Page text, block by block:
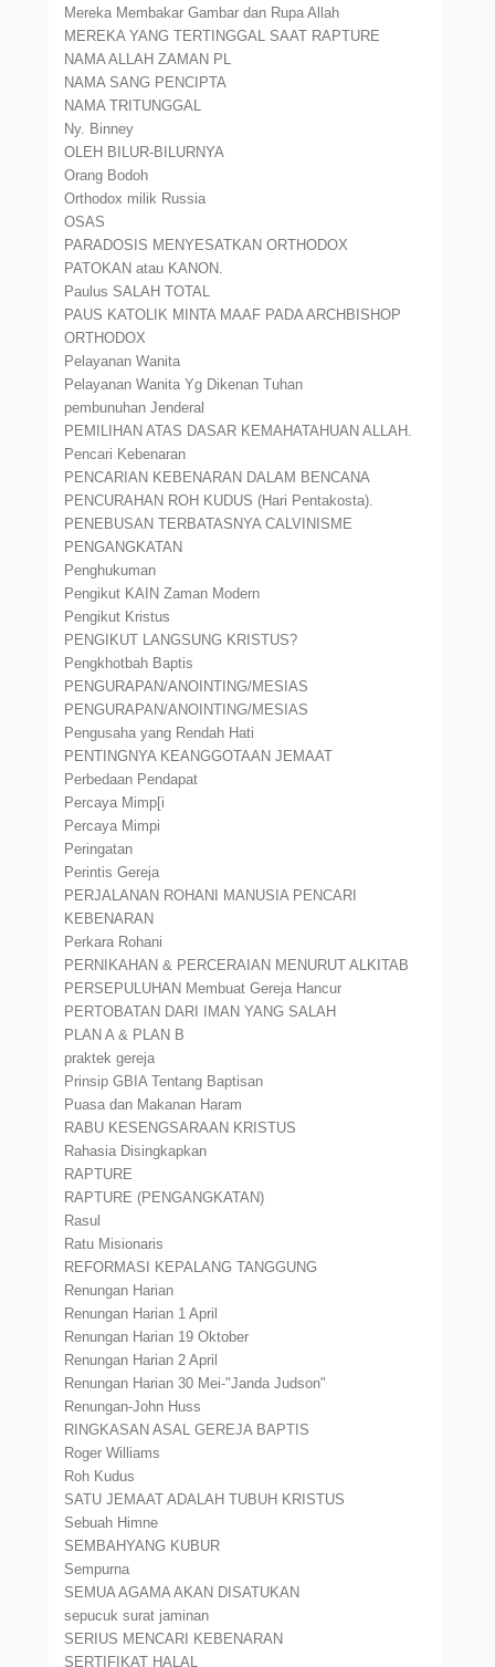
Mereka Membakar Gambar dan Rupa Allah
MEREKA YANG TERTINGGAL SAAT RAPTURE
NAMA ALLAH ZAMAN PL
NAMA SANG PENCIPTA
NAMA TRITUNGGAL
Ny. Binney
OLEH BILUR-BILURNYA
Orang Bodoh
Orthodox milik Russia
OSAS
PARADOSIS MENYESATKAN ORTHODOX
PATOKAN atau KANON.
Paulus SALAH TOTAL
PAUS KATOLIK MINTA MAAF PADA ARCHBISHOP
ORTHODOX
Pelayanan Wanita
Pelayanan Wanita Yg Dikenan Tuhan
pembunuhan Jenderal
PEMILIHAN ATAS DASAR KEMAHATAHUAN ALLAH.
Pencari Kebenaran
PENCARIAN KEBENARAN DALAM BENCANA
PENCURAHAN ROH KUDUS (Hari Pentakosta).
PENEBUSAN TERBATASNYA CALVINISME
PENGANGKATAN
Penghukuman
Pengikut KAIN Zaman Modern
Pengikut Kristus
PENGIKUT LANGSUNG KRISTUS?
Pengkhotbah Baptis
PENGURAPAN/ANOINTING/MESIAS
PENGURAPAN/ANOINTING/MESIAS
Pengusaha yang Rendah Hati
PENTINGNYA KEANGGOTAAN JEMAAT
Perbedaan Pendapat
Percaya Mimp[i
Percaya Mimpi
Peringatan
Perintis Gereja
PERJALANAN ROHANI MANUSIA PENCARI
KEBENARAN
Perkara Rohani
PERNIKAHAN & PERCERAIAN MENURUT ALKITAB
PERSEPULUHAN Membuat Gereja Hancur
PERTOBATAN DARI IMAN YANG SALAH
PLAN A & PLAN B
praktek gereja
Prinsip GBIA Tentang Baptisan
Puasa dan Makanan Haram
RABU KESENGSARAAN KRISTUS
Rahasia Disingkapkan
RAPTURE
RAPTURE (PENGANGKATAN)
Rasul
Ratu Misionaris
REFORMASI KEPALANG TANGGUNG
Renungan Harian
Renungan Harian 1 April
Renungan Harian 19 Oktober
Renungan Harian 2 April
Renungan Harian 30 Mei-"Janda Judson"
Renungan-John Huss
RINGKASAN ASAL GEREJA BAPTIS
Roger Williams
Roh Kudus
SATU JEMAAT ADALAH TUBUH KRISTUS
Sebuah Himne
SEMBAHYANG KUBUR
Sempurna
SEMUA AGAMA AKAN DISATUKAN
sepucuk surat jaminan
SERIUS MENCARI KEBENARAN
SERTIFIKAT HALAL